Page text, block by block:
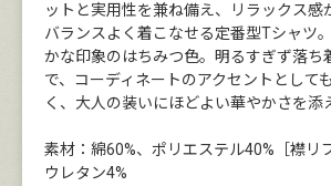
ットと実用性を兼ね備え、リラックス感
バランスよく着こなせる定番型Tシャツ
かな印象のはちみつ色。明るすぎず落ち
で、コーディネートのアクセントとして
く、大人の装いにほどよい華やかさを添
素材：綿60%、ポリエステル40%［襟リ
ウレタン4%